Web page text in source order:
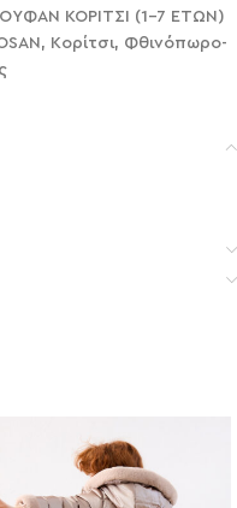
ΚΟΡΙΤΣΙ (1-7 ΕΤΩΝ)
, Κορίτσι, Φθινόπωρο-